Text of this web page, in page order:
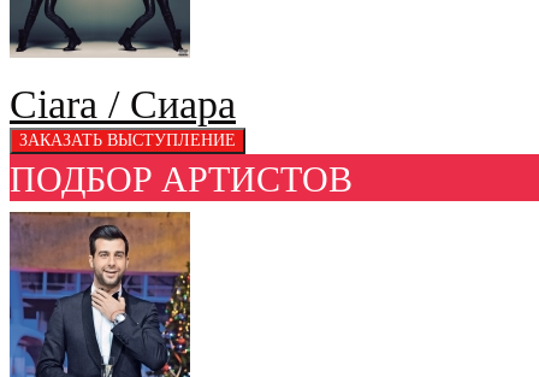
Ciara / Сиара
ПОДБОР АРТИСТОВ